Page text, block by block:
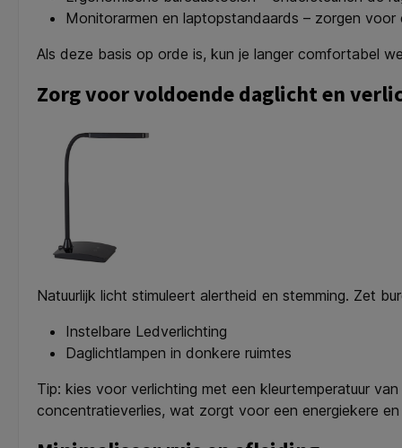
Monitorarmen en laptopstandaards – zorgen
Als deze basis op orde is, kun je langer comfortabel
Zorg voor voldoende daglicht en
Natuurlijk licht stimuleert alertheid en stemming. Zet
Instelbare Ledverlichting
Daglichtlampen in donkere ruimtes
Tip: kies voor verlichting met een kleurtemperatuur
concentratieverlies, wat zorgt voor een energiekere